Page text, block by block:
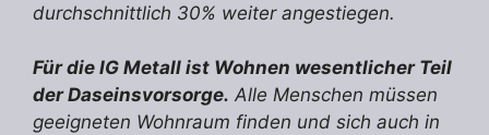
durchschnittlich 30% weiter angestiegen.
Für die IG Metall ist Wohnen wesentlicher Teil
der Daseinsvorsorge. Alle Menschen müssen
geeigneten Wohnraum finden und sich auch in